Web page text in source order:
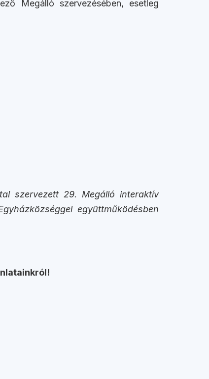
Megálló szervezésében, esetleg
szervezett 29. Megálló interaktív
együttműködésben